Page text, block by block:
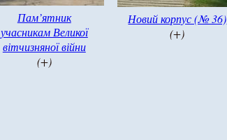
Пам’ятник
учасникам Великої
вітчизняної війни
(+)
Новий корпус (№ 36)
(+)